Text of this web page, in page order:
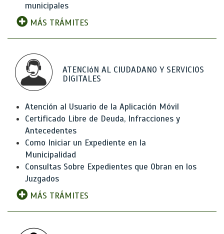
municipales
MÁS TRÁMITES
ATENCIóN AL CIUDADANO Y SERVICIOS
DIGITALES
Atención al Usuario de la Aplicación Móvil
Certificado Libre de Deuda, Infracciones y
Antecedentes
Como Iniciar un Expediente en la
Municipalidad
Consultas Sobre Expedientes que Obran en los
Juzgados
MÁS TRÁMITES